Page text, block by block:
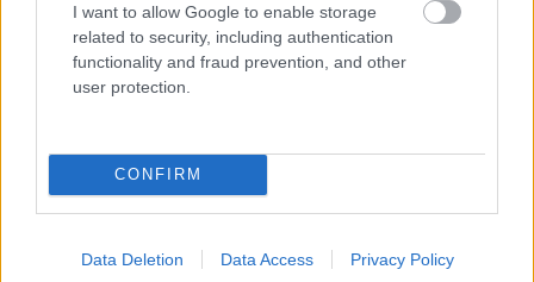
I want to allow Google to enable storage
related to security, including authentication
functionality and fraud prevention, and other
user protection.
CONFIRM
Data Deletion Data Access Privacy Policy